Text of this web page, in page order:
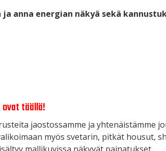
ja anna energian näkyä sekä
täällä!
jaostossamme ja yhtenäistämme
myös svetarin, pitkät housut,